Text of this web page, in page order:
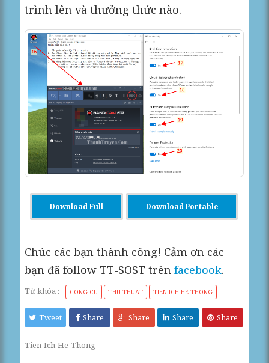
trình lên và thưởng thức nào.
Download Full Download Portable
Chúc các bạn thành công! Cảm ơn các
bạn đã follow TT-SOST trênfacebook.
Từ khóa : CONG-CU THU-THUAT TIEN-ICH-HE-THONG
Tweet Share Share Share Share
Tien-Ich-He-Thong